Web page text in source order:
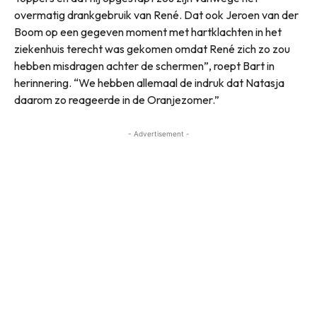
overmatig drankgebruik van René. Dat ook Jeroen van der
Boom op een gegeven moment met hartklachten in het
ziekenhuis terecht was gekomen omdat René zich zo zou
hebben misdragen achter de schermen”, roept Bart in
herinnering. “We hebben allemaal de indruk dat Natasja
daarom zo reageerde in de Oranjezomer.”
- Advertisement -